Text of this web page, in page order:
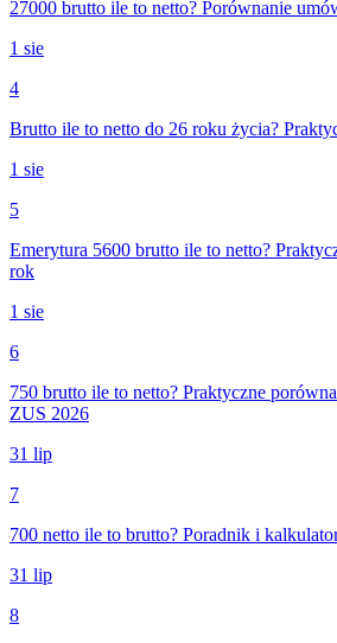
27000 brutto ile to netto? Porównanie
1 sie
4
Brutto ile to netto do 26 roku życia?
1 sie
5
Emerytura 5600 brutto ile to netto?
rok
1 sie
6
750 brutto ile to netto? Praktyczne
ZUS 2026
31 lip
7
700 netto ile to brutto? Poradnik i
31 lip
8